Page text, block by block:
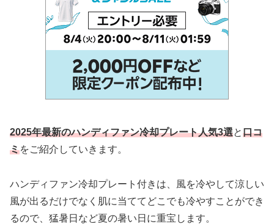
2025年最新のハンディファン冷却プレート人気3選と口コ
ミをご紹介していきます。
ハンディファン冷却プレート付きは、風を冷やして涼しい
風が出るだけでなく肌に当ててどこでも冷やすことができ
るので、猛暑日など夏の暑い日に重宝します。